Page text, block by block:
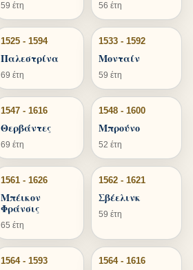
59 έτη 56 έτη
1525 - 1594
Παλεστρίνα
69 έτη
1533 - 1592
Μονταίν
59 έτη
1547 - 1616
Θερβάντες
69 έτη
1548 - 1600
Μπρούνο
52 έτη
1561 - 1626
Μπέικον
Φράνσις
65 έτη
1562 - 1621
Σβέελινκ
59 έτη
1564 - 1593 1564 - 1616